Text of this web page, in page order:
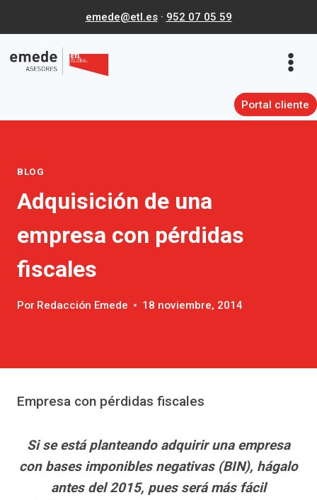
al
contenido
emede@etl.es· 952 07 05 59
Portal cliente
BLOG
Adquisición de una
empresa con pérdidas
fiscales
Por Redacción Emede 18 noviembre, 2014
Empresa con pérdidas fiscales
Si se está planteando adquirir una empresa
con bases imponibles negativas (BIN), hágalo
antes del 2015, pues será más fácil